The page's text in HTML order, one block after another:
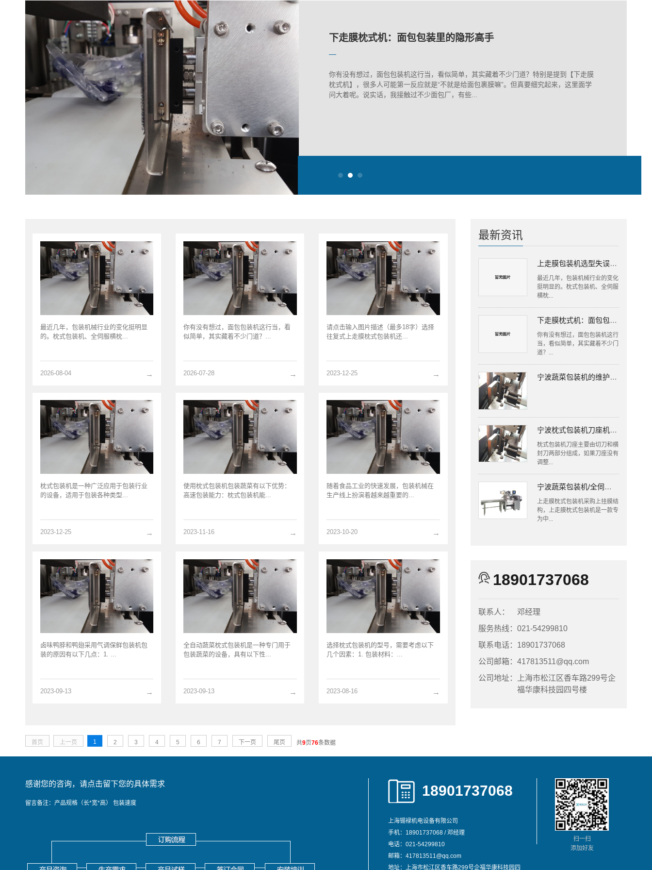
宁波蔬菜包装机的维护保养
上走膜包装机选型失误，工厂损失往往更大
下走膜枕式机：面包包装里的隐形高手
你有没有想过，面包包装机这行当，看似简单，其实藏着不少门道？特别是提到【下走膜
枕式机】，很多人可能第一反应就是“不就是给面包裹膜嘛”。但真要细究起来，这里面学
问大着呢。说实话，我接触过不少面包厂，有些...
宁波蔬菜包装机的维护保养
上走膜包装机选型失误，工厂损失往往更大
最近几年，包装机械行业的变化挺明显
的。枕式包装机、全伺服横枕...
→
2026-08-04
你有没有想过，面包包装机这行当，看
似简单，其实藏着不少门道？...
→
2026-07-28
请点击输入图片描述（最多18字）选择
往复式上走膜枕式包装机还...
→
2023-12-25
枕式包装机是一种广泛应用于包装行业
的设备，适用于包装各种类型...
→
2023-12-25
使用枕式包装机包装蔬菜有以下优势：
高速包装能力：枕式包装机能...
→
2023-11-16
随着食品工业的快速发展，包装机械在
生产线上扮演着越来越重要的...
→
2023-10-20
卤味鸭脖和鸭翅采用气调保鲜包装机包
装的原因有以下几点：1. ...
→
2023-09-13
全自动蔬菜枕式包装机是一种专门用于
包装蔬菜的设备，具有以下性...
→
2023-09-13
选择枕式包装机的型号，需要考虑以下
几个因素：1. 包装材料：...
→
2023-08-16
首页 上一页 1 2 3 4 5 6 7 下一页 尾页 共9页76条数据
最新资讯
上走膜包装机选型失误，工厂损失往往更大
最近几年，包装机械行业的变化
挺明显的。枕式包装机、全伺服
横枕...
下走膜枕式机：面包包装里的隐形高手
你有没有想过，面包包装机这行
当，看似简单，其实藏着不少门
道？...
宁波蔬菜包装机的维护保养
宁波枕式包装机刀座机构的组成有哪些？
枕式包装机刀座主要由切刀和横
封刀两部分组成，如果刀座没有
调整...
宁波蔬菜包装机/全伺服往复式上走膜枕式包装机
上走膜枕式包装机采购上挂膜结
构，上走膜枕式包装机是一款专
为中...
18901737068
联系人：
邓经理
服务热线： 021-54299810
联系电话： 18901737068
公司邮箱： 417813511@qq.com
公司地址：
上海市松江区香车路299号企
福华康科技园四号楼
感谢您的咨询，请点击留下您的具体需求
留言备注：产品规格（长*宽*高） 包装速度
扫一扫
添加好友
18901737068
上海锡䘵机电设备有限公司
手机：18901737068 / 邓经理
电话：021-54299810
邮箱：417813511@qq.com
地址：上海市松江区香车路299号企福华康科技园四